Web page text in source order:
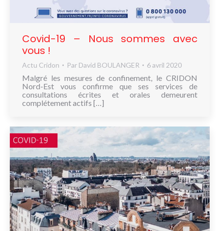
Covid-19 – Nous sommes avec
vous !
Actu Cridon Par David BOULANGER 6 avril 2020
Malgré les mesures de confinement, le CRIDON
Nord-Est vous confirme que ses services de
consultations écrites et orales demeurent
complétement actifs […]